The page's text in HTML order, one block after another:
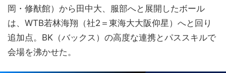
岡・修猷館）から田中大、服部へと展開したボール
は、WTB若林海翔（社2＝東海大大阪仰星）へと回り
追加点。BK（バックス）の高度な連携とパススキルで
会場を沸かせた。